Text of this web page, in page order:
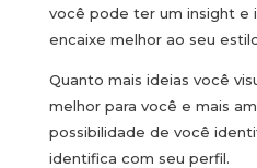
você pode ter um insight e
encaixe melhor ao seu
Quanto mais ideias você
melhor para você e mais
possibilidade de você
identifica com seu perfil.